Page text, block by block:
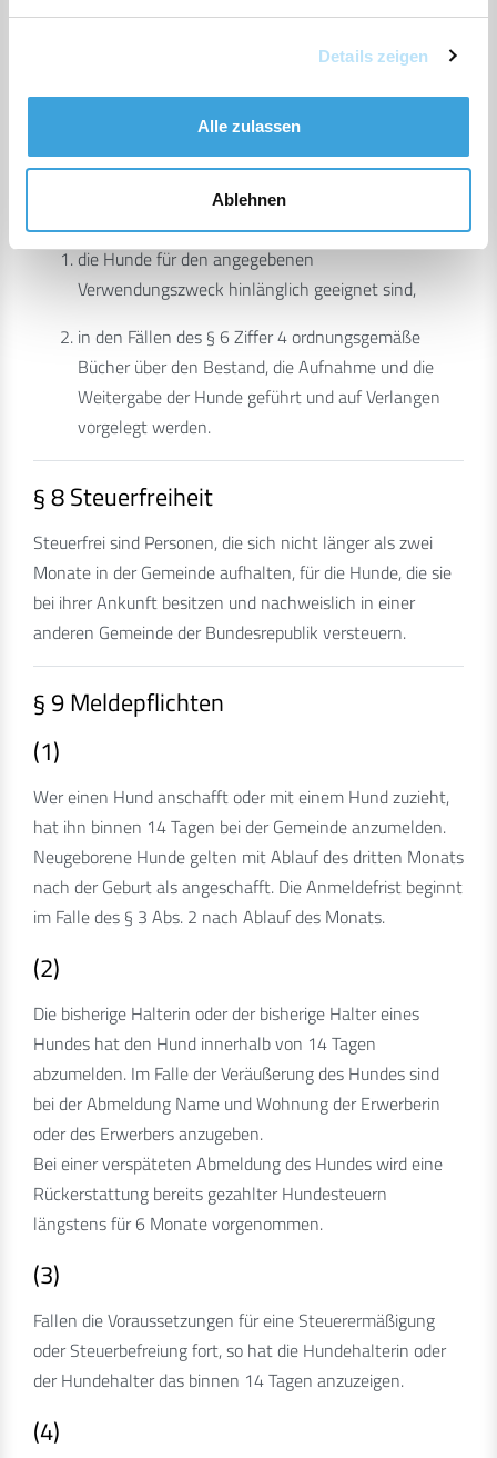
Details zeigen
Alle zulassen
Ablehnen
§ 7 Allgemeine Voraussetzung für die
Steuerermäßigung und die
Steuerbefreiung
die Hunde für den angegebenen
Verwendungszweck hinlänglich geeignet sind,
in den Fällen des § 6 Ziffer 4 ordnungsgemäße
Bücher über den Bestand, die Aufnahme und die
Weitergabe der Hunde geführt und auf Verlangen
vorgelegt werden.
§ 8 Steuerfreiheit
Steuerfrei sind Personen, die sich nicht länger als zwei
Monate in der Gemeinde aufhalten, für die Hunde, die sie
bei ihrer Ankunft besitzen und nachweislich in einer
anderen Gemeinde der Bundesrepublik versteuern.
§ 9 Meldepflichten
(1)
Wer einen Hund anschafft oder mit einem Hund zuzieht,
hat ihn binnen 14 Tagen bei der Gemeinde anzumelden.
Neugeborene Hunde gelten mit Ablauf des dritten Monats
nach der Geburt als angeschafft. Die Anmeldefrist beginnt
im Falle des § 3 Abs. 2 nach Ablauf des Monats.
(2)
Die bisherige Halterin oder der bisherige Halter eines
Hundes hat den Hund innerhalb von 14 Tagen
abzumelden. Im Falle der Veräußerung des Hundes sind
bei der Abmeldung Name und Wohnung der Erwerberin
oder des Erwerbers anzugeben.
Bei einer verspäteten Abmeldung des Hundes wird eine
Rückerstattung bereits gezahlter Hundesteuern
längstens für 6 Monate vorgenommen.
(3)
Fallen die Voraussetzungen für eine Steuerermäßigung
oder Steuerbefreiung fort, so hat die Hundehalterin oder
der Hundehalter das binnen 14 Tagen anzuzeigen.
(4)